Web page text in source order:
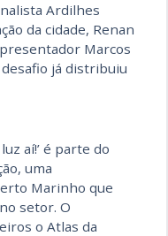
Ardilhes
da cidade, Renan
Marcos
já distribuiu
aí!’ é parte do
uma
Marinho que
setor. O
o Atlas da